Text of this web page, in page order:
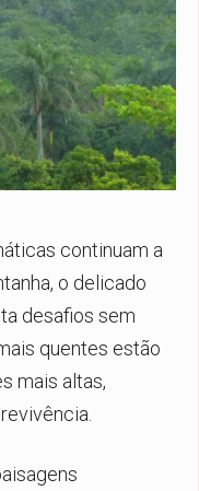
continuam a
o delicado
desafios sem
quentes estão
mais altas,